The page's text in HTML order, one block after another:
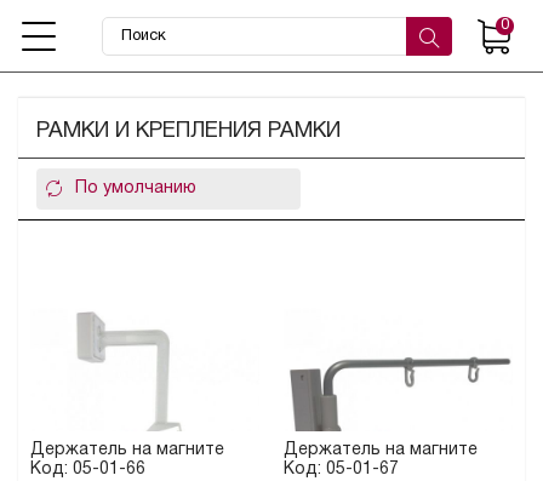
0
РАМКИ И КРЕПЛЕНИЯ РАМКИ
Держатель на магните
Код: 05-01-66
Держатель на магните
Код: 05-01-67